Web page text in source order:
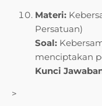
Materi:
Persatuan)
Soal:
menciptakan
Kunci
>